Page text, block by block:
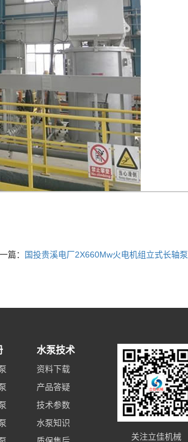
篇： 国投贵溪电厂2X660Mw火电机组立式长轴泵
水泵技术
资料下载
产品答疑
技术参数
水泵知识
关注立佳机械